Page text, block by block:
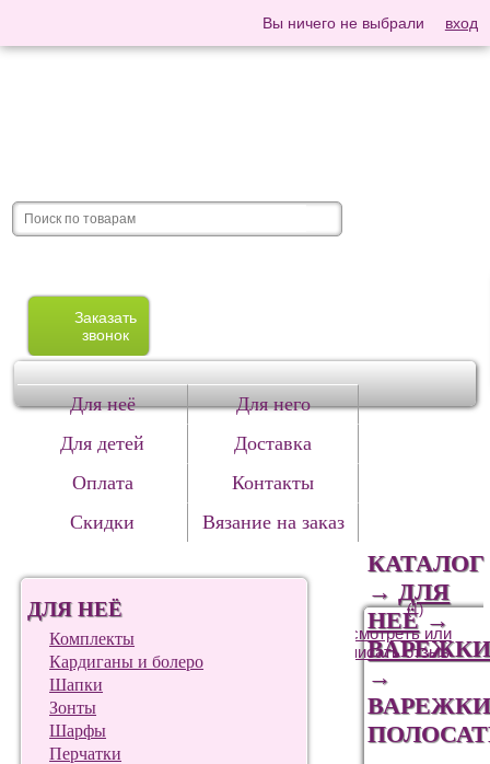
Вы ничего не выбрали вход
Заказать
звонок
Для неё
Для него
Для детей
Доставка
Оплата
Контакты
Скидки
Вязание на заказ
ДЛЯ НЕЁ
Комплекты
Кардиганы и болеро
Шапки
Зонты
Шарфы
Перчатки
КАТАЛОГ
→ДЛЯ
НЕЁ→
→
(1)
Посмотреть или
написать отзыв